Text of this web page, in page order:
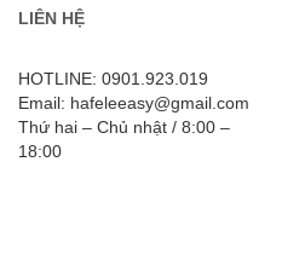
LIÊN HỆ
HOTLINE: 0901.923.019
Email: hafeleeasy@gmail.com
Thứ hai – Chủ nhật / 8:00 –
18:00